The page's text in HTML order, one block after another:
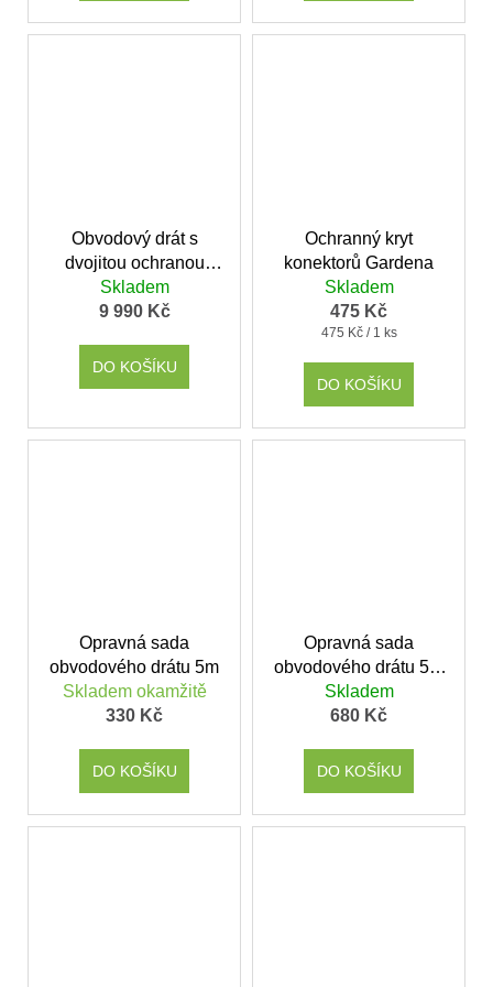
Obvodový drát s
dvojitou ochranou
500m, 3,6mm
Skladem
9 990 Kč
DO KOŠÍKU
Ochranný kryt
konektorů Gardena
Skladem
475 Kč
Měrná
475 Kč / 1 ks
DO KOŠÍKU
Opravná sada
obvodového drátu 5m
Skladem okamžitě
330 Kč
DO KOŠÍKU
Opravná sada
obvodového drátu 5m
Gardena
Skladem
680 Kč
DO KOŠÍKU